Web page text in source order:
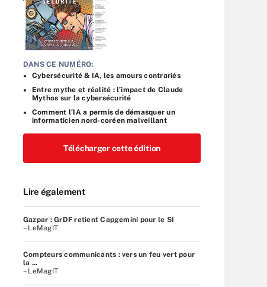
DANS CE NUMÉRO:
Cybersécurité & IA, les amours contrariés
Entre mythe et réalité : l’impact de Claude
Mythos sur la cybersécurité
Comment l’IA a permis de démasquer un
informaticien nord-coréen malveillant
Télécharger cette édition
Lire également
Gazpar : GrDF retient Capgemini pour le SI
– LeMagIT
Compteurs communicants : vers un feu vert pour
la ...
– LeMagIT